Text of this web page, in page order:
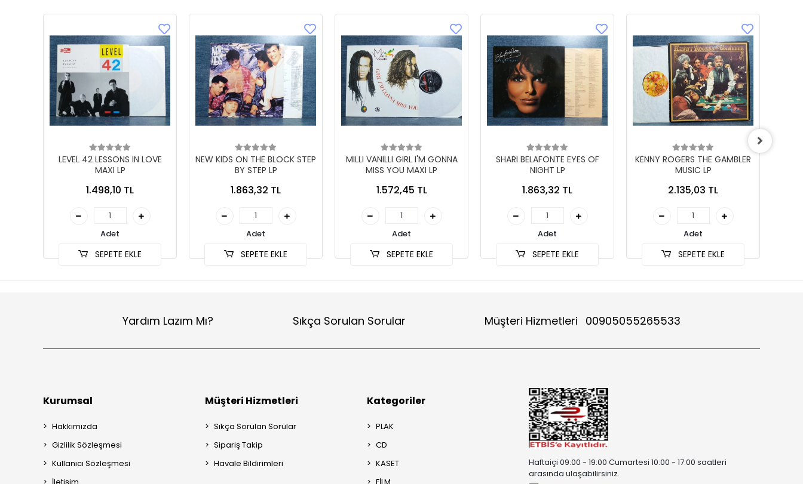
LEVEL 42 LESSONS IN LOVE
MAXI LP
1.498,10 TL
Adet
SEPETE EKLE
NEW KIDS ON THE BLOCK STEP
BY STEP LP
1.863,32 TL
Adet
SEPETE EKLE
MILLI VANILLI GIRL I'M GONNA
MISS YOU MAXI LP
1.572,45 TL
Adet
SEPETE EKLE
SHARI BELAFONTE EYES OF
NIGHT LP
1.863,32 TL
Adet
SEPETE EKLE
KENNY ROGERS THE GAMBLER
MUSIC LP
2.135,03 TL
Adet
SEPETE EKLE
Yardım Lazım Mı? Sıkça Sorulan Sorular Müşteri Hizmetleri 00905055265533
Kurumsal
Hakkımızda
Gizlilik Sözleşmesi
Kullanıcı Sözleşmesi
Müşteri Hizmetleri
Sıkça Sorulan Sorular
Sipariş Takip
Havale Bildirimleri
Kategoriler
PLAK
CD
KASET
Haftaiçi 09:00 - 19:00 Cumartesi 10:00 - 17:00 saatleri
arasında ulaşabilirsiniz.